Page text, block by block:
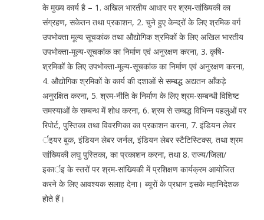
के मुख्य कार्य है – 1. अखिल भारतीय आधार पर श्रम-सांख्यिकी का
संग्रहण, सकेतन तथा प्रकाशन, 2. चुने हुए केन्द्रों के लिए श्रमिक वर्ग
उपभोक्ता मूल्य सूचकांक तथा औद्योगिक श्रमिकों के लिए अखिल भारतीय
उपभोक्ता-मूल्य-सूचकांक का निर्माण एवं अनुरक्षण करना, 3. कृषि-
श्रमिकों के लिए उपभोक्ता-मूल्य-सूचकांक का निर्माण एवं अनुरक्षण करना,
4. औद्योगिक श्रमिकों के कार्य की दशाओं से सम्बद्ध अद्यतन आँकड़े
अनुरक्षित करना, 5. श्रम-नीति के निर्माण के लिए श्रम-सम्बन्धी विशिष्ट
समस्याओं के सम्बन्ध में शोध करना, 6. श्रम से सम्बद्ध विभिन्न पहलुओं पर
रिपोर्ट, पुस्तिका तथा विवरणिका का प्रकाशन करना, 7. इंडियन लेवर
र्इयर बुक, इंडियन लेबर जर्नल, इंडियन लेबर स्टैटिस्टिक्स, तथा श्रम
सांख्यिकी लघु पुस्तिका, का प्रकाशन करना, तथा 8. राज्य/जिला/
इकार्इ के स्तरों पर श्रम-सांख्यिकी में प्रशिक्षण कार्यक्रम आयोजित
करने के लिए आवश्यक सलाह देना। ब्यूरों के प्रधान इसके महानिदेशक
होते हैं।